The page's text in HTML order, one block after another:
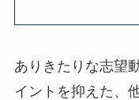
ありきたりな志望
イントを抑えた、